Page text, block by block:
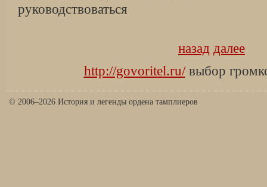
руководствоваться
назад далее
http://govoritel.ru/выбор
© 2006–2026 История и легенды ордена тамплиеров